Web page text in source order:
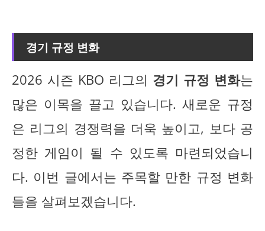
경기 규정 변화
2026 시즌 KBO 리그의 경기 규정 변화는
많은 이목을 끌고 있습니다. 새로운 규정
은 리그의 경쟁력을 더욱 높이고, 보다 공
정한 게임이 될 수 있도록 마련되었습니
다. 이번 글에서는 주목할 만한 규정 변화
들을 살펴보겠습니다.